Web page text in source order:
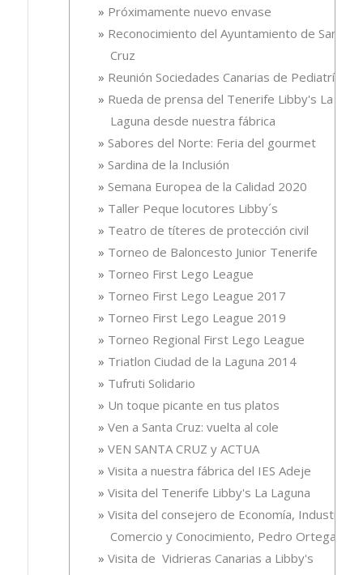
Próximamente nuevo envase
Reconocimiento del Ayuntamiento de Santa
Cruz
Reunión Sociedades Canarias de Pediatría
Rueda de prensa del Tenerife Libby's La
Laguna desde nuestra fábrica
Sabores del Norte: Feria del gourmet
Sardina de la Inclusión
Semana Europea de la Calidad 2020
Taller Peque locutores Libby´s
Teatro de títeres de protección civil
Torneo de Baloncesto Junior Tenerife
Torneo First Lego League
Torneo First Lego League 2017
Torneo First Lego League 2019
Torneo Regional First Lego League
Triatlon Ciudad de la Laguna 2014
Tufruti Solidario
Un toque picante en tus platos
Ven a Santa Cruz: vuelta al cole
VEN SANTA CRUZ y ACTUA
Visita a nuestra fábrica del IES Adeje
Visita del Tenerife Libby's La Laguna
Visita del consejero de Economía, Industria,
Comercio y Conocimiento, Pedro Ortega
Visita de Vidrieras Canarias a Libby's